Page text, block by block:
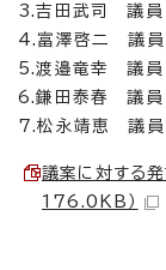
3.吉田武司 議員
4.富澤啓二 議員
5.渡邉竜幸 議員
6.鎌田泰春 議員
7.松永靖恵 議員
議案に対する
176.0KB）